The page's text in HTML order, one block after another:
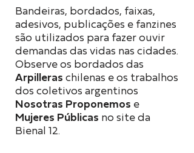
Bandeiras, bordados, faixas,
adesivos, publicações e fanzines
são utilizados para fazer ouvir
demandas das vidas nas cidades.
Observe os bordados das
Arpilleras chilenas e os trabalhos
dos coletivos argentinos
Nosotras Proponemos e
Mujeres Públicas no site da
Bienal 12.